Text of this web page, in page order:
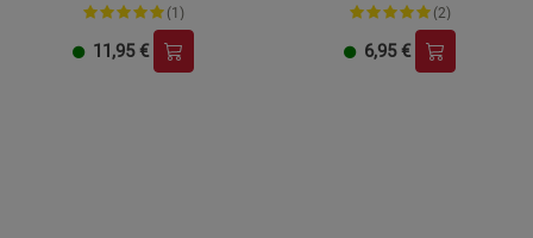
(1)
11,95 €
(2)
6,95 €